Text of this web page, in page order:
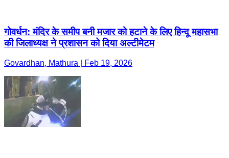
गोवर्धन: मंदिर के समीप बनी मजार को हटाने के लिए हिन्दू महासभा
की जिलाध्यक्ष ने प्रशासन को दिया अल्टीमेटम
Govardhan, Mathura | Feb 19, 2026